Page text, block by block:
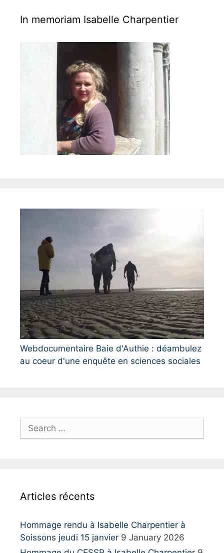
In memoriam Isabelle Charpentier
Webdocumentaire Baie d'Authie : déambulez
au coeur d'une enquête en sciences sociales
e
f
r
:
Articles récents
Hommage rendu à Isabelle Charpentier à
Soissons jeudi 15 janvier 9 January 2026